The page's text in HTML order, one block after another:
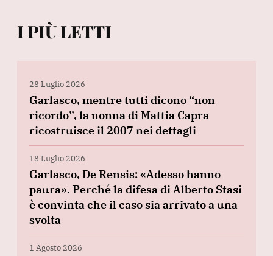
I PIÙ LETTI
28 Luglio 2026
Garlasco, mentre tutti dicono “non
ricordo”, la nonna di Mattia Capra
ricostruisce il 2007 nei dettagli
18 Luglio 2026
Garlasco, De Rensis: «Adesso hanno
paura». Perché la difesa di Alberto Stasi
è convinta che il caso sia arrivato a una
svolta
1 Agosto 2026